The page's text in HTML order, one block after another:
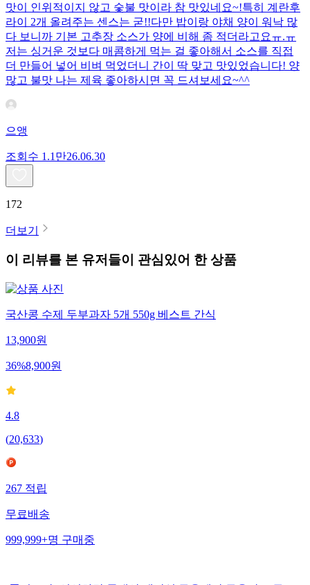
맛이 인위적이지 않고 숯불 맛이라 참 맛있네요~!특히 계란후
라이 2개 올려주는 센스는 굳!! ​다만 밥이랑 야채 양이 워낙 많
다 보니까 기본 고추장 소스가 양에 비해 좀 적더라고요ㅠ.ㅠ
저는 싱거운 것보다 매콤하게 먹는 걸 좋아해서 소스를 직접
더 만들어 넣어 비벼 먹었더니 간이 딱 맞고 맛있었습니다! 양
많고 불맛 나는 제육 좋아하시면 꼭 드셔보세요~^^
으앵
조회수 1.1만26.06.30
172
더보기
이 리뷰를 본 유저들이 관심있어 한 상품
국산콩 수제 두부과자 5개 550g 베스트 간식
13,900원
36%8,900원
4.8
(20,633)
267 적립
무료배송
999,999+명 구매중